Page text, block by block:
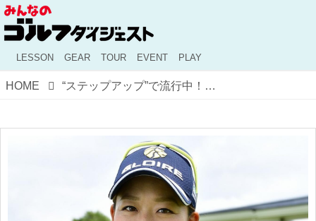
LESSON GEAR TOUR EVENT PLAY
HOME “ステップアップ”で流行中！ ウワサの練習器具「マモル君」の実力は!?